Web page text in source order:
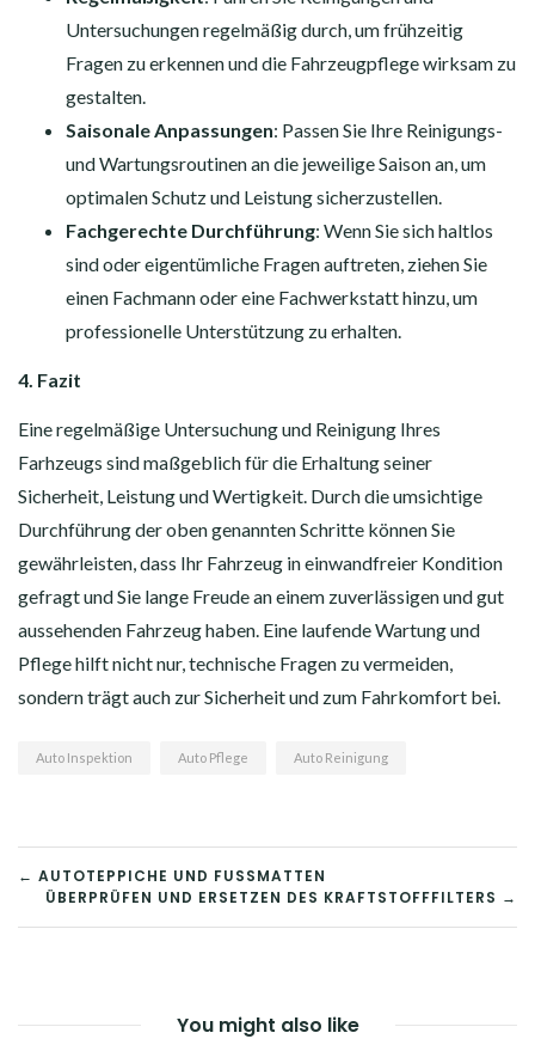
Untersuchungen regelmäßig durch, um frühzeitig
Fragen zu erkennen und die Fahrzeugpflege wirksam zu
gestalten.
Saisonale Anpassungen: Passen Sie Ihre Reinigungs-
und Wartungsroutinen an die jeweilige Saison an, um
optimalen Schutz und Leistung sicherzustellen.
Fachgerechte Durchführung: Wenn Sie sich haltlos
sind oder eigentümliche Fragen auftreten, ziehen Sie
einen Fachmann oder eine Fachwerkstatt hinzu, um
professionelle Unterstützung zu erhalten.
4. Fazit
Eine regelmäßige Untersuchung und Reinigung Ihres
Farhzeugs sind maßgeblich für die Erhaltung seiner
Sicherheit, Leistung und Wertigkeit. Durch die umsichtige
Durchführung der oben genannten Schritte können Sie
gewährleisten, dass Ihr Fahrzeug in einwandfreier Kondition
gefragt und Sie lange Freude an einem zuverlässigen und gut
aussehenden Fahrzeug haben. Eine laufende Wartung und
Pflege hilft nicht nur, technische Fragen zu vermeiden,
sondern trägt auch zur Sicherheit und zum Fahrkomfort bei.
Auto Inspektion Auto Pflege Auto Reinigung
BEITRAGSNAVIGATION
← AUTOTEPPICHE UND FUSSMATTEN
ÜBERPRÜFEN UND ERSETZEN DES KRAFTSTOFFFILTERS →
You might also like